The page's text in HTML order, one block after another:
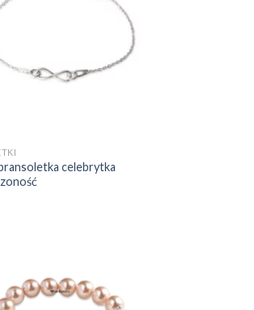
celebrytka
ulubionych